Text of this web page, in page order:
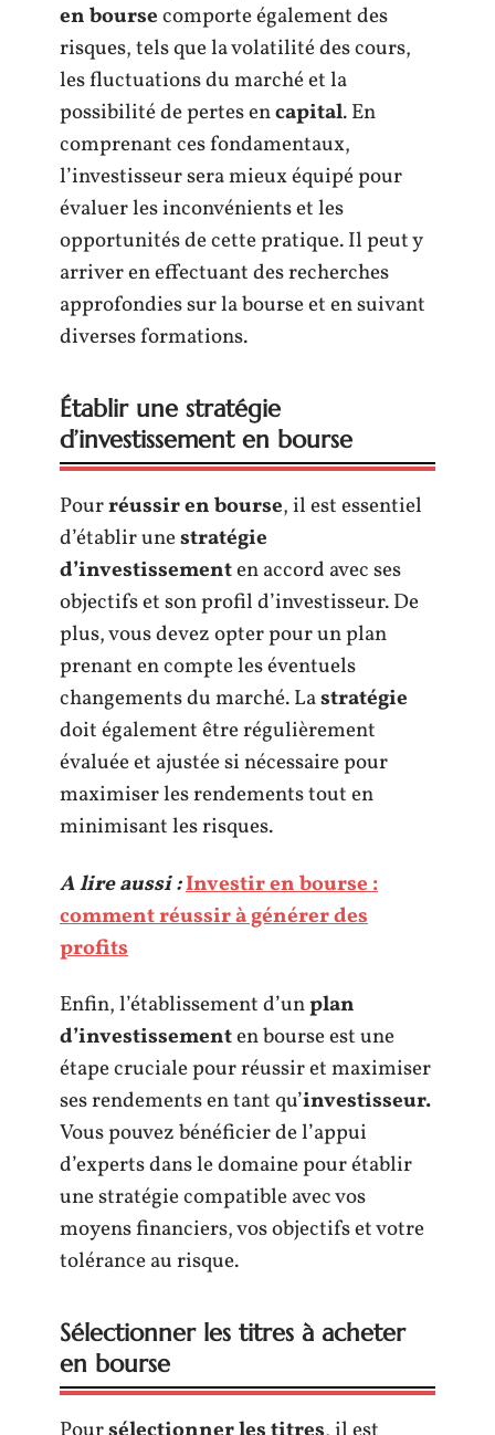
en boursecomporte également des
risques, tels que la volatilité des cours,
les fluctuations du marché et la
possibilité de pertes encapital. En
comprenant ces fondamentaux,
l’investisseur sera mieux équipé pour
évaluer les inconvénients et les
opportunités de cette pratique. Il peut y
arriver en effectuant des recherches
approfondies sur la bourse et en suivant
diverses formations.
Établir une stratégie
d’investissement en bourse
Pourréussir en bourse, il est essentiel
d’établir unestratégie
d’investissementen accord avec ses
objectifs et son profil d’investisseur. De
plus, vous devez opter pour un plan
prenant en compte les éventuels
changements du marché. Lastratégie
doit également être régulièrement
évaluée et ajustée si nécessaire pour
maximiser les rendements tout en
minimisant les risques.
A lire aussi :Investir en bourse :
comment réussir à générer des
profits
Enfin, l’établissement d’unplan
d’investissementen bourse est une
étape cruciale pour réussir et maximiser
ses rendements en tant qu’investisseur.
Vous pouvez bénéficier de l’appui
d’experts dans le domaine pour établir
une stratégie compatible avec vos
moyens financiers, vos objectifs et votre
tolérance au risque.
Sélectionner les titres à acheter
en bourse